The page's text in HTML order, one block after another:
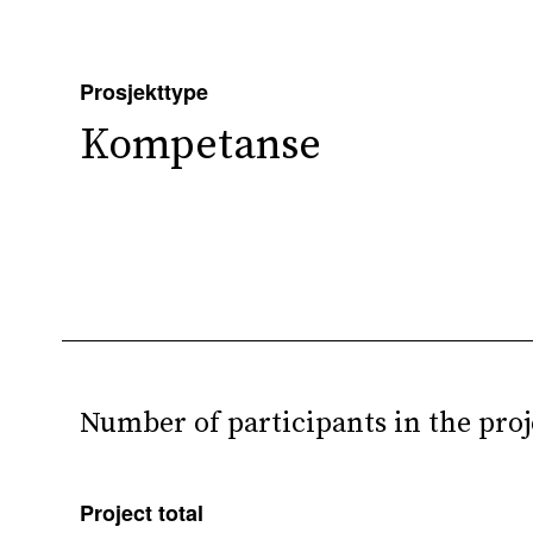
Prosjekttype
Kompetanse
Number of participants in the
Project total